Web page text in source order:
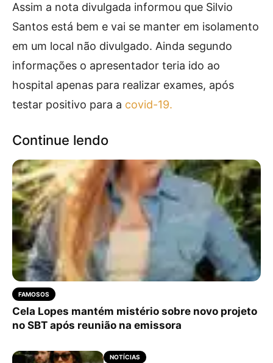
Assim a nota divulgada informou que Silvio
Santos está bem e vai se manter em isolamento
em um local não divulgado. Ainda segundo
informações o apresentador teria ido ao
hospital apenas para realizar exames, após
testar positivo para a covid-19.
Continue lendo
FAMOSOS
Cela Lopes mantém mistério sobre novo projeto
no SBT após reunião na emissora
NOTÍCIAS